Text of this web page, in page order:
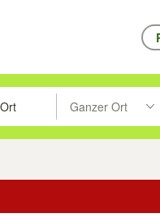
nach oben/
Eingabetaste
Ganzer Ort
Suche im Umkreis